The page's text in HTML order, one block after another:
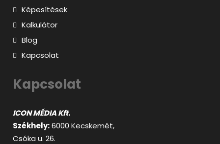
Képesítések
Kalkulátor
Blog
Kapcsolat
Kapcsolat
ICON MÉDIA Kft.
Székhely:6000 Kecskemét,
Csóka u. 26.